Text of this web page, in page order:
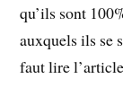
qu’ils sont
auxquels ils se
faut lire